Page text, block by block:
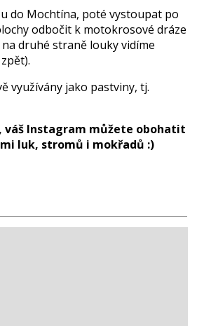
do Mochtína, poté vystoupat po
odbočit k motokrosové dráze
druhé straně louky vidíme
využívány jako pastviny, tj.
váš Instagram můžete obohatit
luk, stromů i mokřadů :)